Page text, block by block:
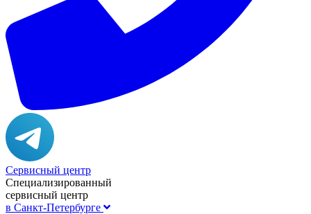
Сервисный центр
Специализированный
сервисный центр
в Санкт-Петербурге